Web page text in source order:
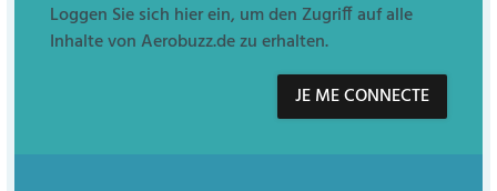
Loggen Sie sich hier ein, um den Zugriff auf alle
Inhalte von Aerobuzz.de zu erhalten.
JE ME CONNECTE